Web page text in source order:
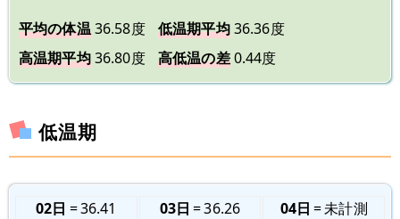
平均の体温36.58度 低温期平均36.36度
高温期平均36.80度 高低温の差0.44度
低温期
02日 36.41 03日 36.26 04日
未計測